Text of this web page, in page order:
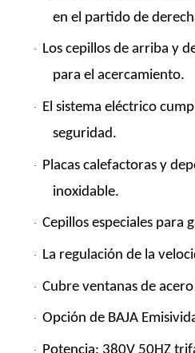
en el partido de
· Los cepillos de arriba y
para el acercamiento.
· El sistema eléctrico
seguridad.
·
Placas calefactoras y
inoxidable.
· Cepillos especiales para
· La regulación de la
· Cubre ventanas de
· Opción de BAJA
·